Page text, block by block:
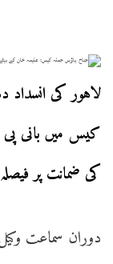
لاہور کی
کیس میں بانی پی
کی ضمانت پر
دوران سماعت